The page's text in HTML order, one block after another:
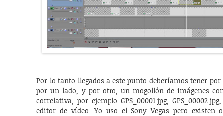
Por lo tanto llegados a este punto deberíamos tener
por un lado, y por otro, un mogollón de imágenes
correlativa, por ejemplo GPS_00001.jpg,
editor de vídeo. Yo uso el Sony Vegas pero existen